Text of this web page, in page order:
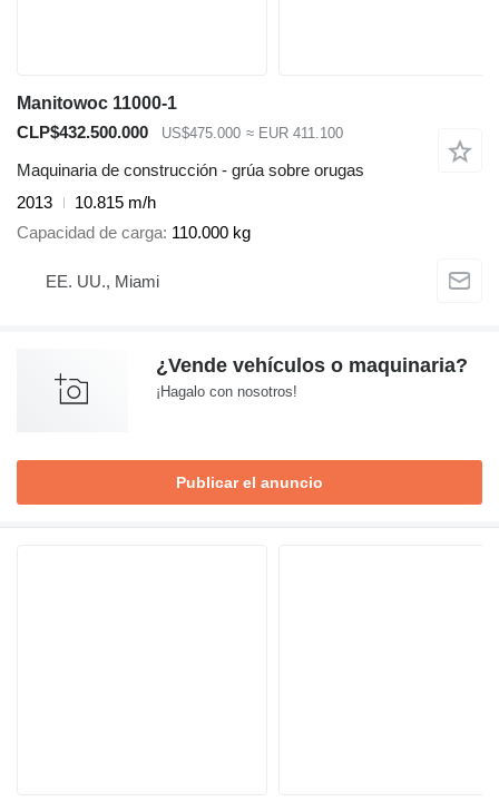
Manitowoc 11000-1
CLP$432.500.000
US$475.000 ≈ EUR 411.100
Maquinaria de construcción - grúa sobre orugas
2013
10.815 m/h
Capacidad de carga 110.000 kg
EE. UU., Miami
¿Vende vehículos o maquinaria?
¡Hagalo con nosotros!
Publicar el anuncio